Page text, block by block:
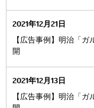
2021年12月21日
【広告事例】明治「
開
2021年12月13日
【広告事例】明治「